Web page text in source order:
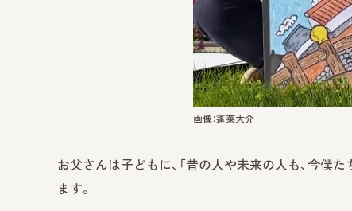
画像：蓬莱大介
お父さんは子どもに、「昔の人や未来の人も、今僕
ます。